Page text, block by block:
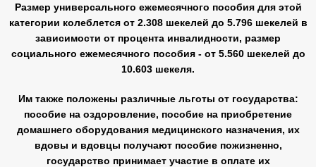
Размер универсального ежемесячного пособия для этой
категории колеблется от 2.308 шекелей до 5.796 шекелей в
зависимости от процента инвалидности, размер
социального ежемесячного пособия - от 5.560 шекелей до
10.603 шекеля.
Им также положены различные льготы от государства:
пособие на оздоровление, пособие на приобретение
домашнего оборудования медицинского назначения, их
вдовы и вдовцы получают пособие пожизненно,
государство принимает участие в оплате их